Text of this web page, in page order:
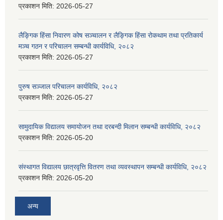
प्रकाशन मिति: 2026-05-27
लैङ्गिक हिंसा निवारण कोष सञ्चालन र लैङ्गिक हिंसा रोकथाम तथा प्रतिकार्य
मञ्च गठन र परिचालन सम्बन्धी कार्यविधि, २०८२
प्रकाशन मिति: 2026-05-27
पुरुष सञ्जाल परिचालन कार्यविधि, २०८२
प्रकाशन मिति: 2026-05-27
सामुदायिक विद्यालय समायोजन तथा दरबन्दी मिलान सम्बन्धी कार्यविधि, २०८२
प्रकाशन मिति: 2026-05-20
संस्थागत विद्यालय छात्रवृत्ति वितरण तथा व्यवस्थापन सम्बन्धी कार्यविधि, २०८२
प्रकाशन मिति: 2026-05-20
अन्य